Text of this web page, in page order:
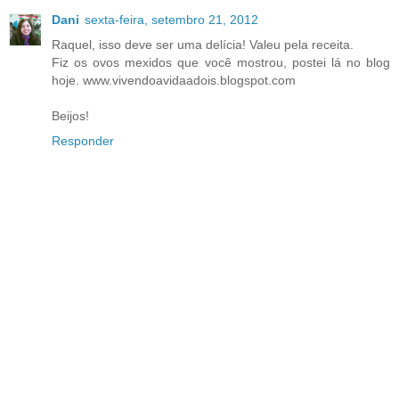
Dani sexta-feira, setembro 21, 2012
Raquel, isso deve ser uma delícia! Valeu pela receita.
Fiz os ovos mexidos que você mostrou, postei lá no blog
hoje. www.vivendoavidaadois.blogspot.com
Beijos!
Responder